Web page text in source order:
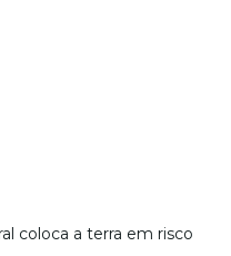
coloca a terra em risco